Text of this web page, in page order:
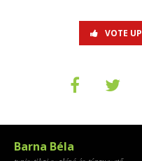
VOTE UP
Barna Béla